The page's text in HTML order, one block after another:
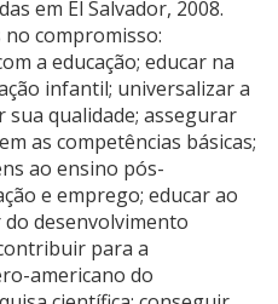
em El Salvador, 2008.
no compromisso:
a educação; educar na
infantil; universalizar a
sua qualidade; assegurar
as competências básicas;
ao ensino pós-
e emprego; educar ao
desenvolvimento
para a
americano do